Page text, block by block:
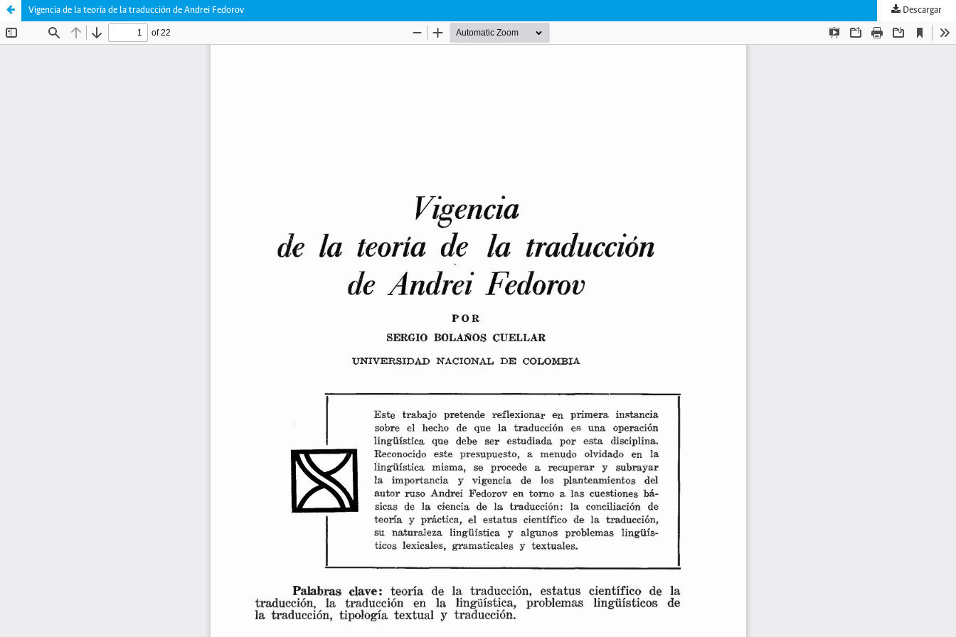
Vigencia de la teoría de la traducción de Andrei Fedorov Descargar